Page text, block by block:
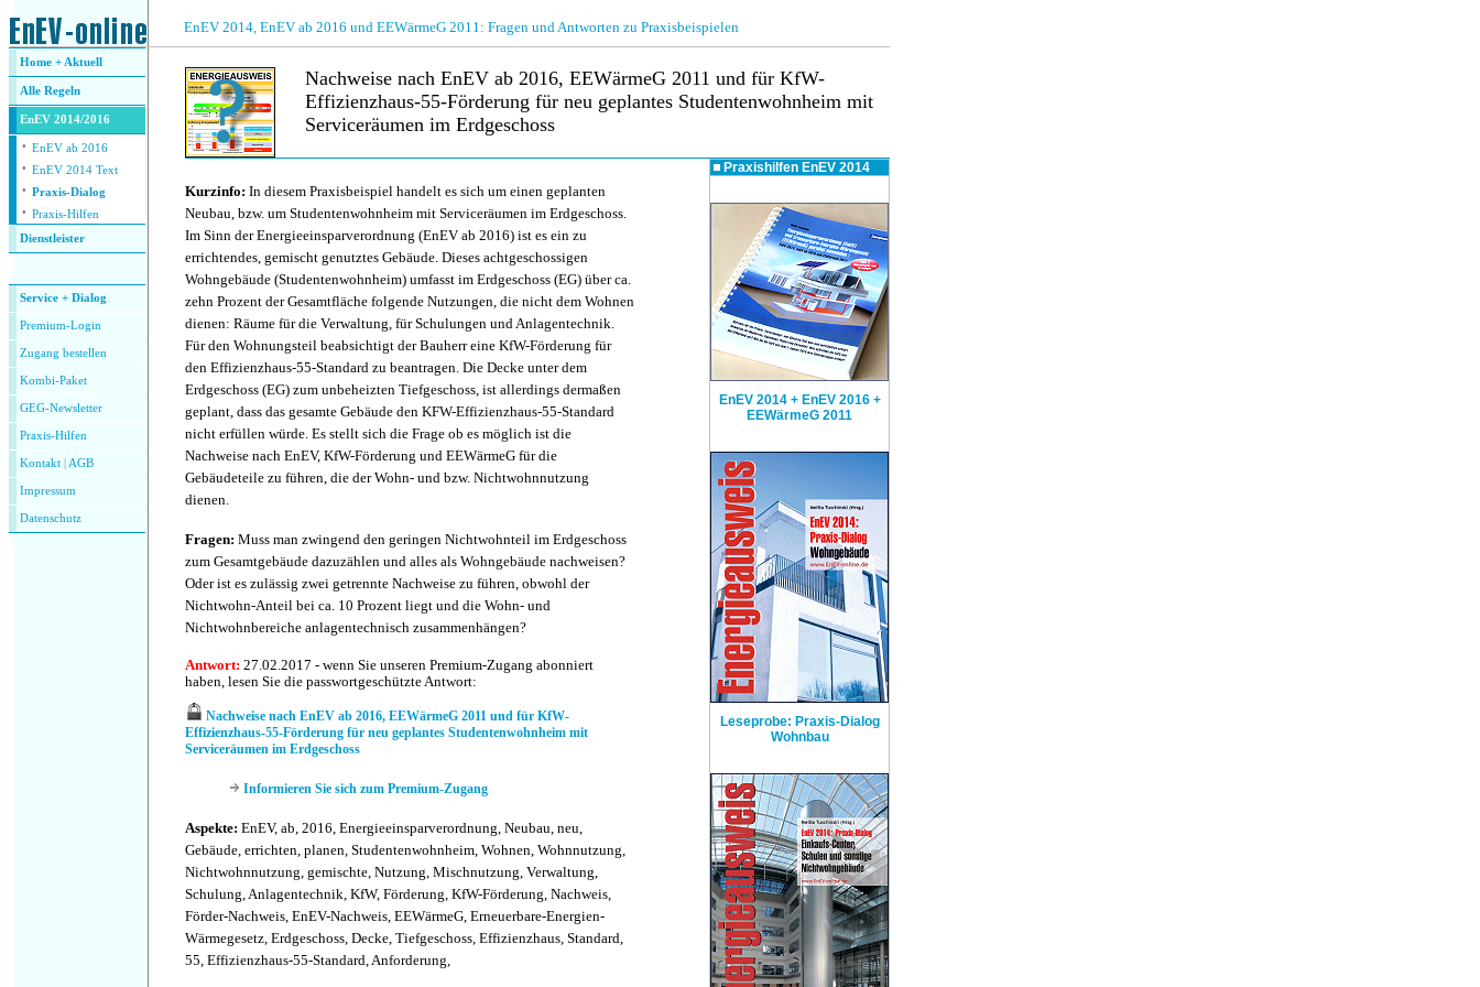
EnEV 2014, EnEV ab 2016 und EEWärmeG 2011: Fragen und Antworten zu Praxisbeispielen
Home + Aktuell
Alle Regeln
EnEV 2014/2016
· EnEV ab 2016
· EnEV 2014 Text
· Praxis-Dialog
· Praxis-Hilfen
Dienstleister
Service + Dialog
Premium-Login
Zugang bestellen
Kombi-Paket
GEG-Newsletter
Praxis-Hilfen
Kontakt AGB
Impressum
Datenschutz
Nachweise nach EnEV ab 2016, EEWärmeG 2011 und für KfW-
Effizienzhaus-55-Förderung für neu geplantes Studentenwohnheim mit
Serviceräumen im Erdgeschoss
Kurzinfo: In diesem Praxisbeispiel handelt es sich um einen geplanten
Neubau, bzw. um Studentenwohnheim mit Serviceräumen im Erdgeschoss.
Im Sinn der Energieeinsparverordnung (EnEV ab 2016) ist es ein zu
errichtendes, gemischt genutztes Gebäude. Dieses achtgeschossigen
Wohngebäude (Studentenwohnheim) umfasst im Erdgeschoss (EG) über ca.
zehn Prozent der Gesamtfläche folgende Nutzungen, die nicht dem Wohnen
dienen: Räume für die Verwaltung, für Schulungen und Anlagentechnik.
Für den Wohnungsteil beabsichtigt der Bauherr eine KfW-Förderung für
den Effizienzhaus-55-Standard zu beantragen. Die Decke unter dem
Erdgeschoss (EG) zum unbeheizten Tiefgeschoss, ist allerdings dermaßen
geplant, dass das gesamte Gebäude den KFW-Effizienzhaus-55-Standard
nicht erfüllen würde. Es stellt sich die Frage ob es möglich ist die
Nachweise nach EnEV, KfW-Förderung und EEWärmeG für die
Gebäudeteile zu führen, die der Wohn- und bzw. Nichtwohnnutzung
dienen.
Fragen: Muss man zwingend den geringen Nichtwohnteil im Erdgeschoss
zum Gesamtgebäude dazuzählen und alles als Wohngebäude nachweisen?
Oder ist es zulässig zwei getrennte Nachweise zu führen, obwohl der
Nichtwohn-Anteil bei ca. 10 Prozent liegt und die Wohn- und
Nichtwohnbereiche anlagentechnisch zusammenhängen?
Antwort: 27.02.2017 - wenn Sie unseren Premium-Zugang abonniert
haben, lesen Sie die passwortgeschützte Antwort:
Nachweise nach EnEV ab 2016, EEWärmeG 2011 und für KfW-
Effizienzhaus-55-Förderung für neu geplantes Studentenwohnheim mit
Serviceräumen im Erdgeschoss
Informieren Sie sich zum Premium-Zugang
Aspekte: EnEV, ab, 2016, Energieeinsparverordnung, Neubau, neu,
Gebäude, errichten, planen, Studentenwohnheim, Wohnen, Wohnnutzung,
Nichtwohnnutzung, gemischte, Nutzung, Mischnutzung, Verwaltung,
Schulung, Anlagentechnik, KfW, Förderung, KfW-Förderung, Nachweis,
Förder-Nachweis, EnEV-Nachweis, EEWärmeG, Erneuerbare-Energien-
Wärmegesetz, Erdgeschoss, Decke, Tiefgeschoss, Effizienzhaus, Standard,
55, Effizienzhaus-55-Standard, Anforderung,
Praxishilfen EnEV 2014
EnEV 2014 + EnEV 2016 +
EEWärmeG 2011
Leseprobe: Praxis-Dialog
Wohnbau